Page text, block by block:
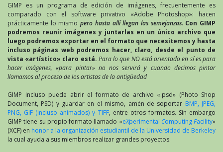
GIMP es un programa de edición de imágenes, frecuentemente es
comparado con el software privativo «Adobe Photoshop»: hacen
prácticamente lo mismopero hasta allí llegan las semejanzas. Con GIMP
podremos reunir imágenes y juntarlas en un único archivo que
luego podremos exportar en el formato que necesitemos y hasta
incluso páginas web podremos hacer, claro, desde el punto de
vista «artístico» claro está. Para lo que NO está orientado en sí es para
hacer imágenes, «para pintar» no nos servirá y cuando decimos pintar
llamamos al proceso de los artistas de la antigüedad
GIMP incluso puede abrir el formato de archivo «.psd» (Photo Shop
Document, PSD) y guardar en el mismo, amén de soportar BMP, JPEG,
PNG, GIF (incluso animados) y TIFF, entre otros formatos. Sin embargo
GIMP tiene su propio formato llamado «eXperimental ComputingFacility»
(XCF) en honor a la organización estudiantil de la Universidad de Berkeley
la cual ayuda a sus miembros realizar grandes proyectos.